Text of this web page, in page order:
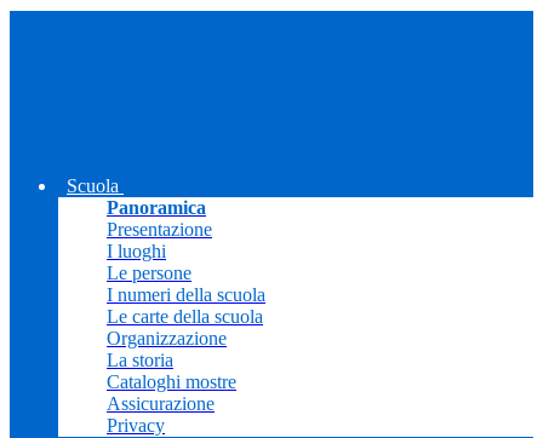
Scuola
Panoramica
Presentazione
I luoghi
Le persone
I numeri della scuola
Le carte della scuola
Organizzazione
La storia
Cataloghi mostre
Assicurazione
Privacy